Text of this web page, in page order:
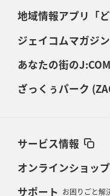
地域情報アプリ「ど
ジェイコムマガジ
あなたの街の
ざっくぅパーク
サービス情報
オンラインショップ
サポート お困りごと解